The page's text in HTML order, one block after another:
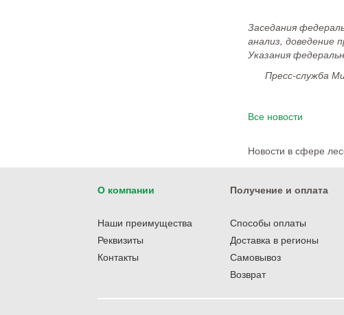
Заседания
анализ, доведение
Указания
Пресс-служба
Все новости
Новости в сфере
О компании
Наши преимущества
Реквизиты
Контакты
Получение и оплата
Способы оплаты
Доставка в регионы
Самовывоз
Возврат